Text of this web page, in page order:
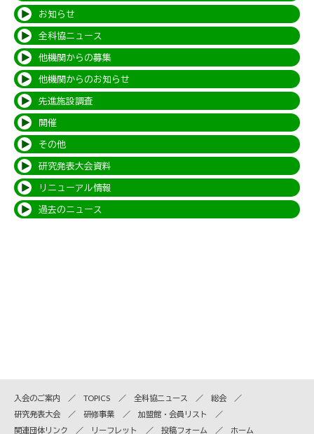
お知らせ
全科協ニュース
他機関からの募集
他機関からのお知らせ
先進施設調査
開催
その他
研究発表大会資料
リニューアル情報
過去のニュース
入会のご案内 TOPICS 全科協ニュース
総会
研究発表大会
研修事業
加盟館・会員リスト
関連団体リンク
リーフレット 投稿フォーム ホーム